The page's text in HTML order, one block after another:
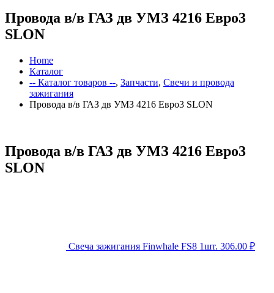
Провода в/в ГАЗ дв УМЗ 4216 Евро3
SLON
Home
Каталог
-- Каталог товаров --, Запчасти, Свечи и провода
зажигания
Провода в/в ГАЗ дв УМЗ 4216 Евро3 SLON
Провода в/в ГАЗ дв УМЗ 4216 Евро3
SLON
Свеча зажигания Finwhale FS8 1шт. 306.00 ₽